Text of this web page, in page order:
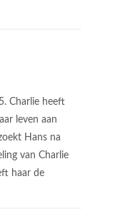
Charlie heeft
leven aan
Hans na
van Charlie
haar de